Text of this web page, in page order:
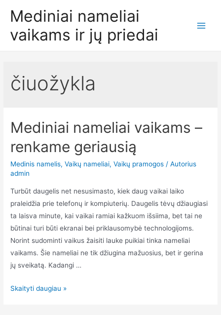
turinio
Mediniai nameliai
vaikams ir jų priedai
čiuožykla
Mediniai nameliai vaikams –
renkame geriausią
Medinis namelis,Vaikų nameliai,Vaikų pramogos / Autorius
admin
Turbūt daugelis net nesusimasto, kiek daug vaikai laiko
praleidžia prie telefonų ir kompiuterių. Daugelis tėvų džiaugiasi
ta laisva minute, kai vaikai ramiai kažkuom išsiima, bet tai ne
būtinai turi būti ekranai bei priklausomybė technologijoms.
Norint sudominti vaikus žaisiti lauke puikiai tinka nameliai
vaikams. Šie nameliai ne tik džiugina mažuosius, bet ir gerina
jų sveikatą. Kadangi …
Mediniai
Skaityti daugiau »